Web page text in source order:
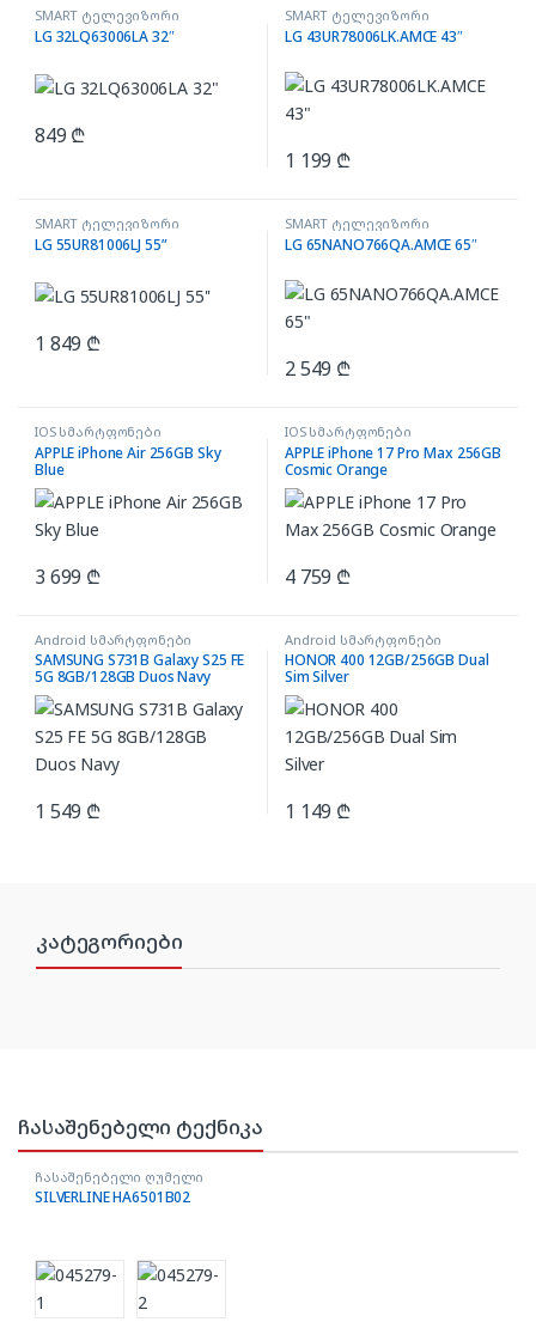
SMART ტელევიზორი
LG 32LQ63006LA 32″
849 ₾
SMART ტელევიზორი
LG 43UR78006LK.AMCE 43″
1 199 ₾
SMART ტელევიზორი
LG 55UR81006LJ 55”
1 849 ₾
SMART ტელევიზორი
LG 65NANO766QA.AMCE 65″
2 549 ₾
IOS სმარტფონები
APPLE iPhone Air 256GB Sky
Blue
3 699 ₾
IOS სმარტფონები
APPLE iPhone 17 Pro Max 256GB
Cosmic Orange
4 759 ₾
Android სმარტფონები
SAMSUNG S731B Galaxy S25 FE
5G 8GB/128GB Duos Navy
1 549 ₾
Android სმარტფონები
HONOR 400 12GB/256GB Dual
Sim Silver
1 149 ₾
კატეგორიები
ჩასაშენებელი ტექნიკა
ჩასაშენებელი ღუმელი
SILVERLINE HA6501B02